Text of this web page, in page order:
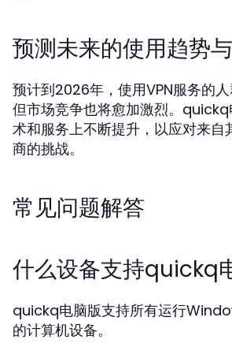
预测未来的使用趋势
预计到2026年，使用VPN服务的人
但市场竞争也将愈加激烈。
术和服务上不断提升，以应对来自
商的挑战。
常见问题解答
什么设备支持quickq
quickq电脑版支持所有运行
的计算机设备。